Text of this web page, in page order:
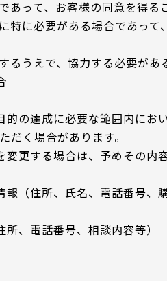
あって、お客様の同意を得る
特に必要がある場合であっ
るうえで、協力する必要が
の達成に必要な範囲内にお
だく場合があります。
更する場合は、予めその内
（住所、氏名、電話番号、
、電話番号、相談内容等）